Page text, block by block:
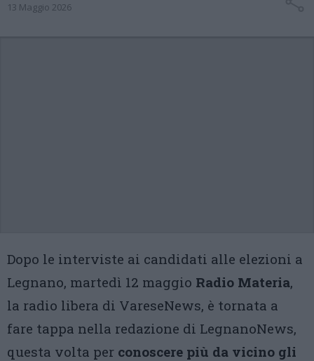
13 Maggio 2026
Dopo le interviste ai candidati alle elezioni a
Legnano, martedì 12 maggio Radio Materia,
la radio libera di VareseNews, è tornata a
fare tappa nella redazione di LegnanoNews,
questa volta per conoscere più da vicino gli